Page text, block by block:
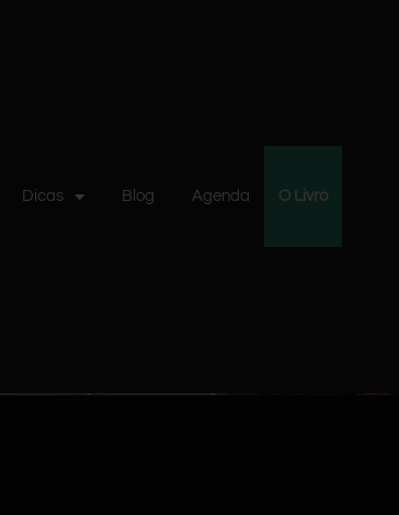
Dicas Blog Agenda O Livro